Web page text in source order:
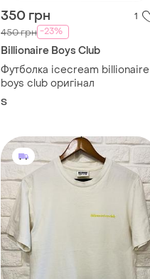
350 грн 1
450 грн -23%
Billionaire Boys Club
Футболка icecream billionaire
boys club оригінал
S